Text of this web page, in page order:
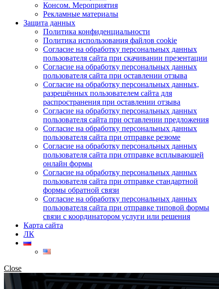
Консом. Мероприятия
Рекламные материалы
Защита данных
Политика конфиденциальности
Политика использования файлов cookie
Согласие на обработку персональных данных
пользователя сайта при скачивании презентации
Согласие на обработку персональных данных
пользователя сайта при оставлении отзыва
Согласие на обработку персональных данных,
разрешённых пользователем сайта для
распространения при оставлении отзыва
Согласие на обработку персональных данных
пользователя сайта при оставлении предложения
Согласие на обработку персональных данных
пользователя сайта при отправке резюме
Согласие на обработку персональных данных
пользователя сайта при отправке всплывающей
онлайн формы
Согласие на обработку персональных данных
пользователя сайта при отправке стандартной
формы обратной связи
Согласие на обработку персональных данных
пользователя сайта при отправке типовой формы
связи с координатором услуги или решения
Карта сайта
ЛК
Close